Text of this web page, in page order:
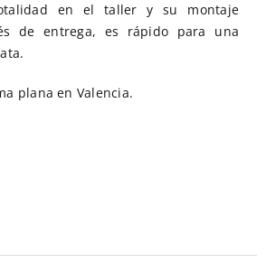
en el taller y su montaje
de entrega, es rápido para una
plana en Valencia.